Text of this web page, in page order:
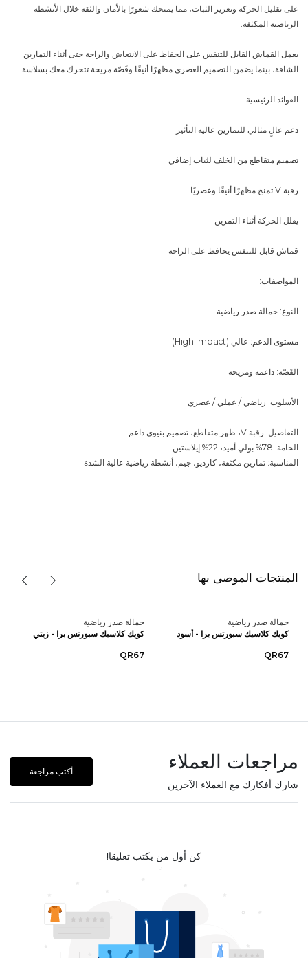
على تقليل الحركة وتعزيز الثبات، مما يمنحك شعورًا بالأمان والثقة خلال الأنشطة
الرياضية المكثفة.
يعمل القماش القابل للتنفس على الحفاظ على الانتعاش والراحة حتى أثناء التمارين
الشاقة، بينما يضمن التصميم العصري مظهرًا أنيقًا وقَصّة مريحة تتحرك معك بسلاسة.
الفوائد الرئيسية:
دعم عالٍ مثالي للتمارين عالية التأثير
تصميم متقاطع من الخلف لثبات إضافي
رقبة V تمنح مظهرًا أنيقًا وعصريًا
يقلل الحركة أثناء التمرين
قماش قابل للتنفس يحافظ على الراحة
المواصفات:
النوع: حمالة صدر رياضية
مستوى الدعم: عالي (High Impact)
القَصّة: داعمة ومريحة
الأسلوب: رياضي / عملي / عصري
التفاصيل: رقبة V، ظهر متقاطع، تصميم بنيوي داعم
الخامة: 78% بولي أميد، 22% إيلاستين
المناسبة: تمارين مكثفة، كارديو، جيم، أنشطة رياضية عالية الشدة
المنتجات الموصى بها
حمالة صدر رياضية
كويك كلاسيك سبورتس برا - أسود
QR67
حمالة صدر رياضية
كويك كلاسيك سبورتس برا - زيتي
QR67
مراجعات العملاء
شارك أفكارك مع العملاء الآخرين
أكتب مراجعة
كن أول من يكتب تعليقا!